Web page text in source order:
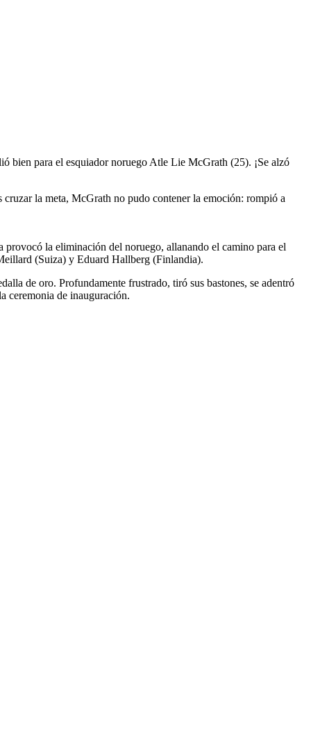
bien para el esquiador noruego Atle Lie McGrath (25). ¡Se alzó
la meta, McGrath no pudo contener la emoción: rompió a
la eliminación del noruego, allanando el camino para el
(Suiza) y Eduard Hallberg (Finlandia).
de oro. Profundamente frustrado, tiró sus bastones, se adentró
ceremonia de inauguración.